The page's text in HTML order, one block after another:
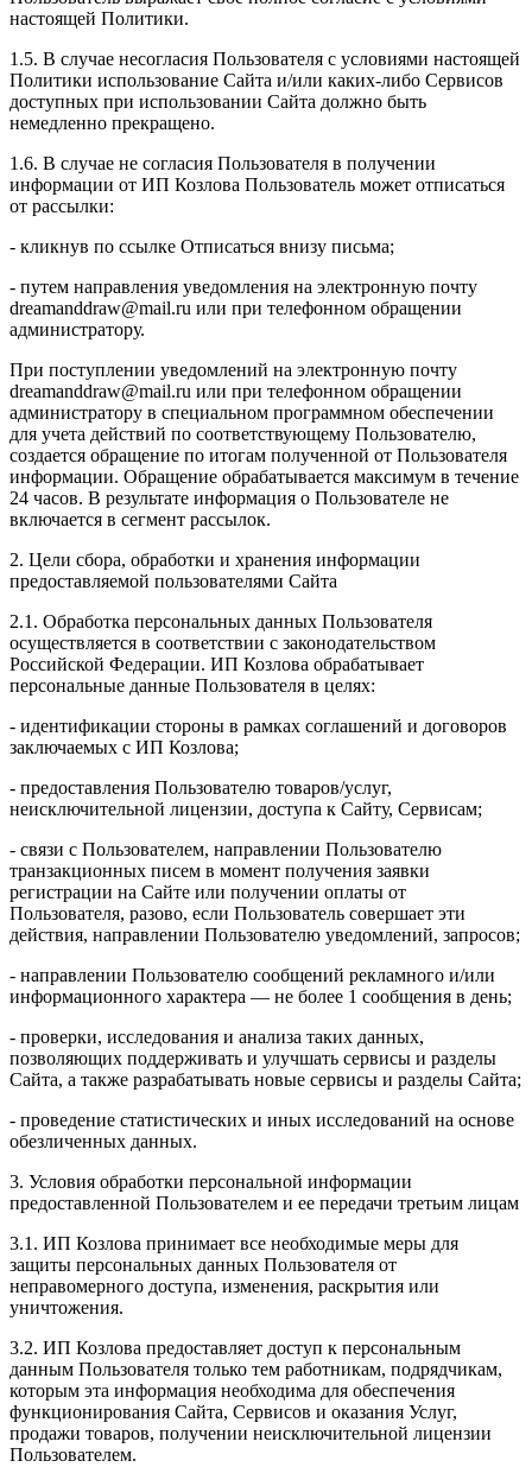
настоящей Политики.
1.5. В случае несогласия Пользователя с условиями настоящей
Политики использование Сайта и/или каких-либо Сервисов
доступных при использовании Сайта должно быть
немедленно прекращено.
1.6. В случае не согласия Пользователя в получении
информации от ИП Козлова Пользователь может отписаться
от рассылки:
- кликнув по ссылке Отписаться внизу письма;
- путем направления уведомления на электронную почту
dreamanddraw@mail.ru или при телефонном обращении
администратору.
При поступлении уведомлений на электронную почту
dreamanddraw@mail.ru или при телефонном обращении
администратору в специальном программном обеспечении
для учета действий по соответствующему Пользователю,
создается обращение по итогам полученной от Пользователя
информации. Обращение обрабатывается максимум в течение
24 часов. В результате информация о Пользователе не
включается в сегмент рассылок.
2. Цели сбора, обработки и хранения информации
предоставляемой пользователями Сайта
2.1. Обработка персональных данных Пользователя
осуществляется в соответствии с законодательством
Российской Федерации. ИП Козловa обрабатывает
персональные данные Пользователя в целях:
- идентификации стороны в рамках соглашений и договоров
заключаемых с ИП Козлова;
- предоставления Пользователю товаров/услуг,
неисключительной лицензии, доступа к Сайту, Сервисам;
- связи с Пользователем, направлении Пользователю
транзакционных писем в момент получения заявки
регистрации на Сайте или получении оплаты от
Пользователя, разово, если Пользователь совершает эти
действия, направлении Пользователю уведомлений, запросов;
- направлении Пользователю сообщений рекламного и/или
информационного характера — не более 1 сообщения в день;
- проверки, исследования и анализа таких данных,
позволяющих поддерживать и улучшать сервисы и разделы
Сайта, а также разрабатывать новые сервисы и разделы Сайта;
- проведение статистических и иных исследований на основе
обезличенных данных.
3. Условия обработки персональной информации
предоставленной Пользователем и ее передачи третьим лицам
3.1. ИП Козлова принимает все необходимые меры для
защиты персональных данных Пользователя от
неправомерного доступа, изменения, раскрытия или
уничтожения.
3.2. ИП Козлова предоставляет доступ к персональным
данным Пользователя только тем работникам, подрядчикам,
которым эта информация необходима для обеспечения
функционирования Сайта, Сервисов и оказания Услуг,
продажи товаров, получении неисключительной лицензии
Пользователем.